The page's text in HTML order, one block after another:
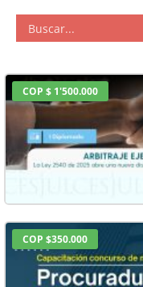
COP $ 1'500.000
COP $350.000